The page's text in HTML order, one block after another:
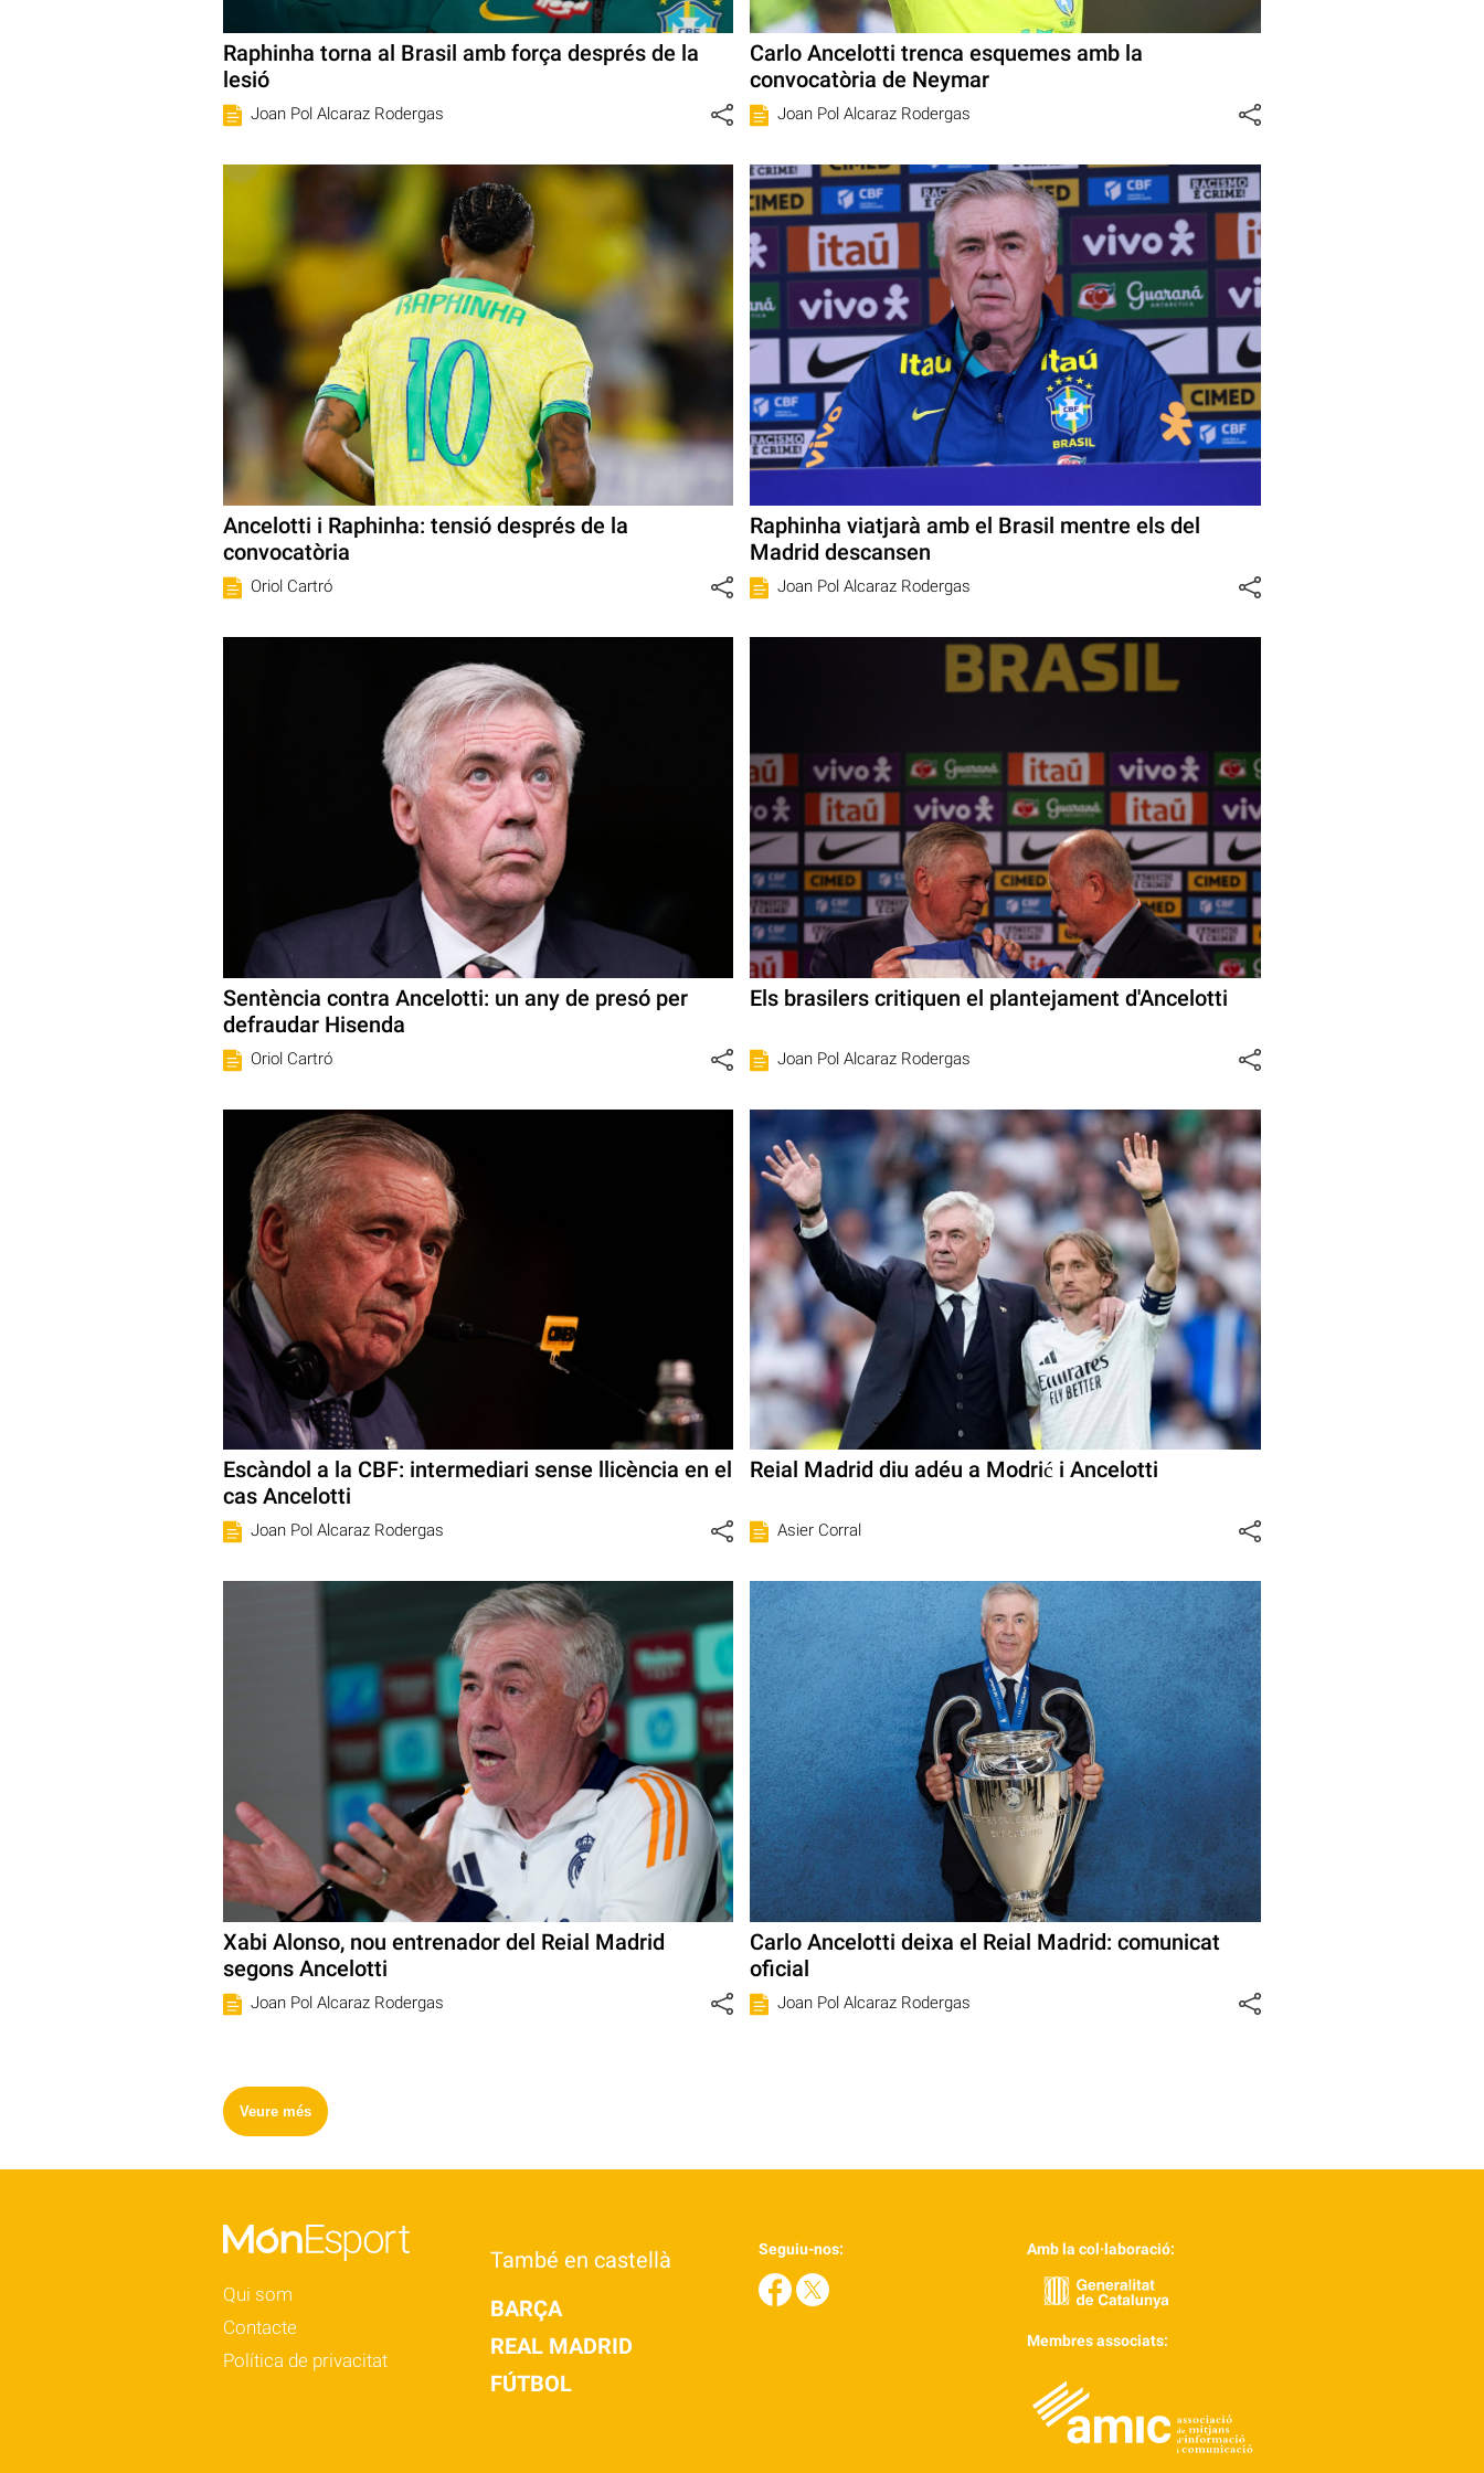
Raphinha torna al Brasil amb força després de la
lesió
Joan Pol Alcaraz Rodergas
Carlo Ancelotti trenca esquemes amb la
convocatòria de Neymar
Joan Pol Alcaraz Rodergas
Ancelotti i Raphinha: tensió després de la
convocatòria
Oriol Cartró
Raphinha viatjarà amb el Brasil mentre els del
Madrid descansen
Joan Pol Alcaraz Rodergas
Sentència contra Ancelotti: un any de presó per
defraudar Hisenda
Oriol Cartró
Els brasilers critiquen el plantejament d'Ancelotti
Joan Pol Alcaraz Rodergas
Escàndol a la CBF: intermediari sense llicència en el
cas Ancelotti
Joan Pol Alcaraz Rodergas
Reial Madrid diu adéu a Modrić i Ancelotti
Asier Corral
Xabi Alonso, nou entrenador del Reial Madrid
segons Ancelotti
Joan Pol Alcaraz Rodergas
Carlo Ancelotti deixa el Reial Madrid: comunicat
oficial
Joan Pol Alcaraz Rodergas
Veure més
Qui som
Contacte
Política de privacitat
També en castellà
BARÇA
REAL MADRID
FÚTBOL
Seguiu-nos: Amb la col·laboració:
Membres associats: